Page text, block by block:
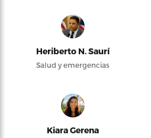
Heriberto N. Saurí
Salud y emergencias
Kiara Gerena